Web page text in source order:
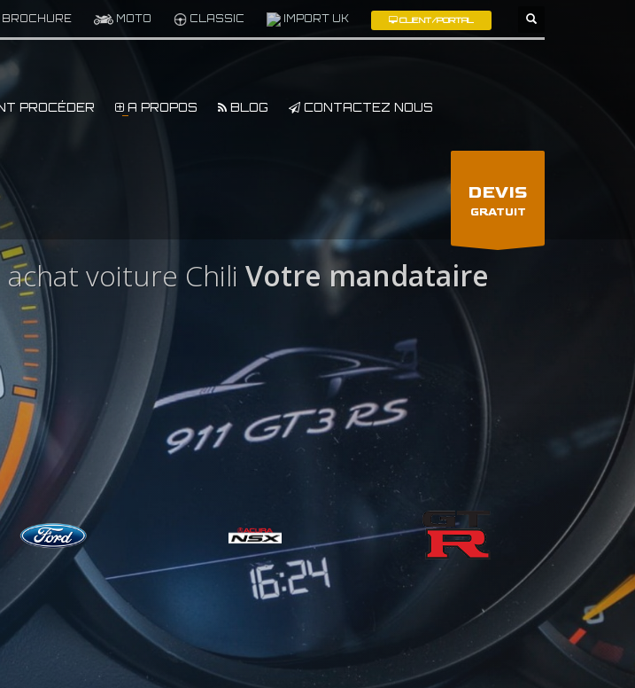
BROCHURE MOTO CLASSIC IMPORT UK CLIENT/PORTAL
PROCÉDER A PROPOS BLOG CONTACTEZ NOUS
DEVIS
GRATUIT
voiture Chili Votre mandataire